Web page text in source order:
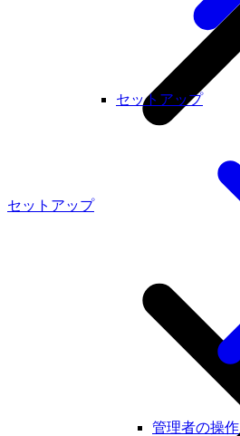
セットアップ
管理者の操作
セットアップ